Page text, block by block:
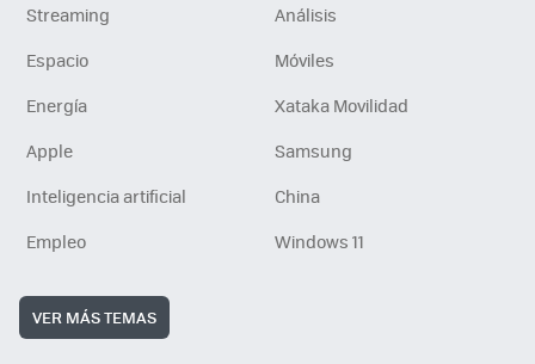
Streaming
Análisis
Espacio
Móviles
Energía
Xataka Movilidad
Apple
Samsung
Inteligencia artificial
China
Empleo
Windows 11
VER MÁS TEMAS